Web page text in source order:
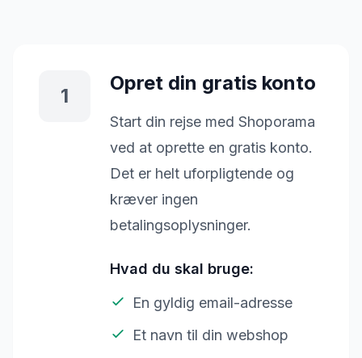
1
Opret din gratis konto
Start din rejse med Shoporama
ved at oprette en gratis konto.
Det er helt uforpligtende og
kræver ingen
betalingsoplysninger.
Hvad du skal bruge:
En gyldig email-adresse
Et navn til din webshop